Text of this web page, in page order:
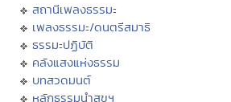
สถานีเพลงธรรมะ
เพลงธรรมะ/ดนตรีสมาธิ
ธรรมะปฏิบัติ
คลังแสงแห่งธรรม
บทสวดมนต์
หลักธรรมนำสุขฯ